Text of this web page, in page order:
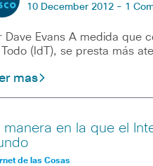
10 December 2012 - 1
Dave Evans A medida que
(IdT), se presta más
mas
manera en la que el
de las Cosas